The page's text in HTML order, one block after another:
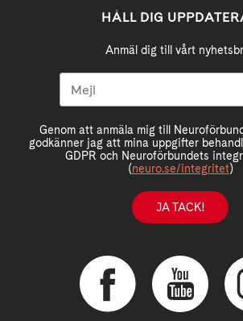
HÅLL DIG
Anmäl dig till vårt
Genom att anmäla mig till
godkänner jag att mina uppgifter
GDPR och Neuroförbundets
(neuro.se/integritet)
JA TACK!